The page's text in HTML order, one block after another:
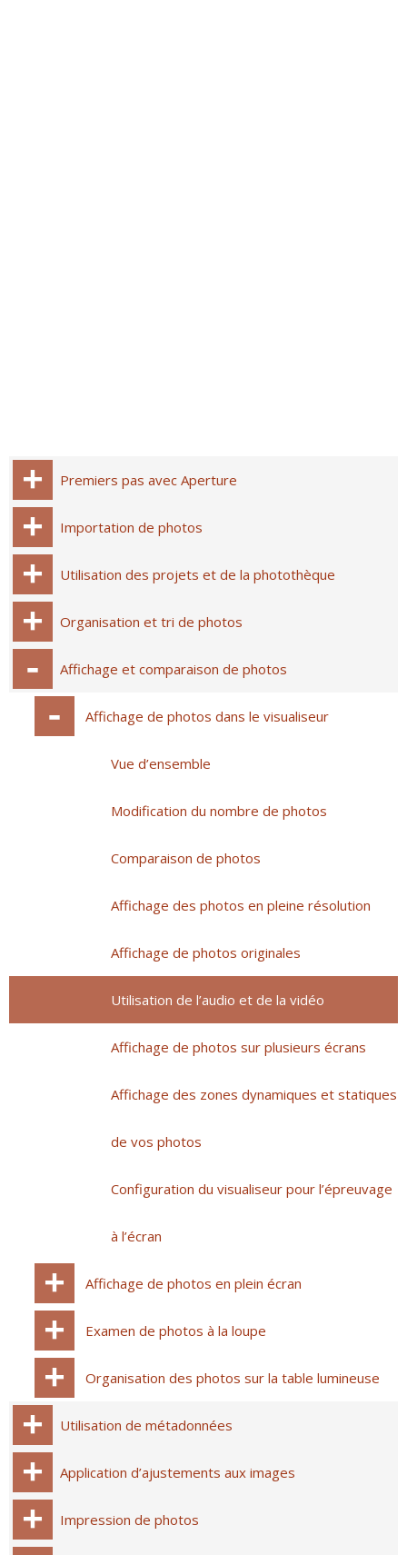
Premiers pas avec Aperture
Importation de photos
Utilisation des projets et de la photothèque
Organisation et tri de photos
Affichage et comparaison de photos
Affichage de photos dans le visualiseur
Vue d’ensemble
Modification du nombre de photos
Comparaison de photos
Affichage des photos en pleine résolution
Affichage de photos originales
Utilisation de l’audio et de la vidéo
Affichage de photos sur plusieurs écrans
Affichage des zones dynamiques et statiques
de vos photos
Configuration du visualiseur pour l’épreuvage
à l’écran
Affichage de photos en plein écran
Examen de photos à la loupe
Organisation des photos sur la table lumineuse
Utilisation de métadonnées
Application d’ajustements aux images
Impression de photos